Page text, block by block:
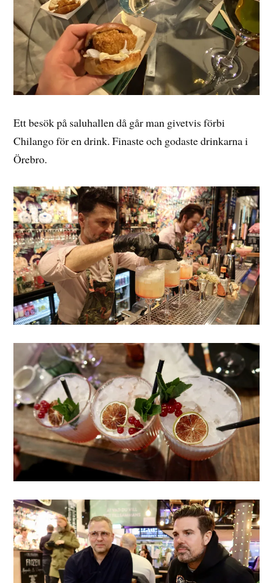
Ett besök på saluhallen då går man givetvis förbi
Chilango för en drink. Finaste och godaste drinkarna i
Örebro.